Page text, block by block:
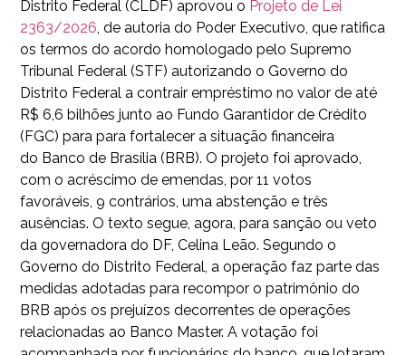
Distrito Federal (CLDF) aprovou o Projeto de Lei
2363/2026, de autoria do Poder Executivo, que ratifica
os termos do acordo homologado pelo Supremo
Tribunal Federal (STF) autorizando o Governo do
Distrito Federal a contrair empréstimo no valor de até
R$ 6,6 bilhões junto ao Fundo Garantidor de Crédito
(FGC) para para fortalecer a situação financeira
do Banco de Brasília (BRB). O projeto foi aprovado,
com o acréscimo de emendas, por 11 votos
favoráveis, 9 contrários, uma abstenção e três
ausências. O texto segue, agora, para sanção ou veto
da governadora do DF, Celina Leão. Segundo o
Governo do Distrito Federal, a operação faz parte das
medidas adotadas para recompor o patrimônio do
BRB após os prejuízos decorrentes de operações
relacionadas ao Banco Master. A votação foi